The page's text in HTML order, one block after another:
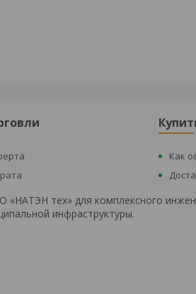
Как
«НАТЭН тех» для комплексного
инфраструктуры.